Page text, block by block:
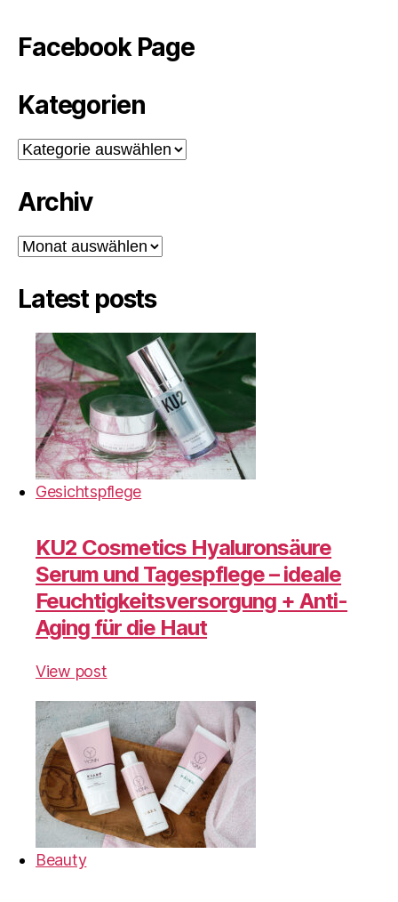
Facebook Page
Kategorien
Kategorien
Archiv
Archiv
Latest posts
Gesichtspflege
KU2 Cosmetics Hyaluronsäure
Serum und Tagespflege – ideale
Feuchtigkeitsversorgung + Anti-
Aging für die Haut
View post
Beauty